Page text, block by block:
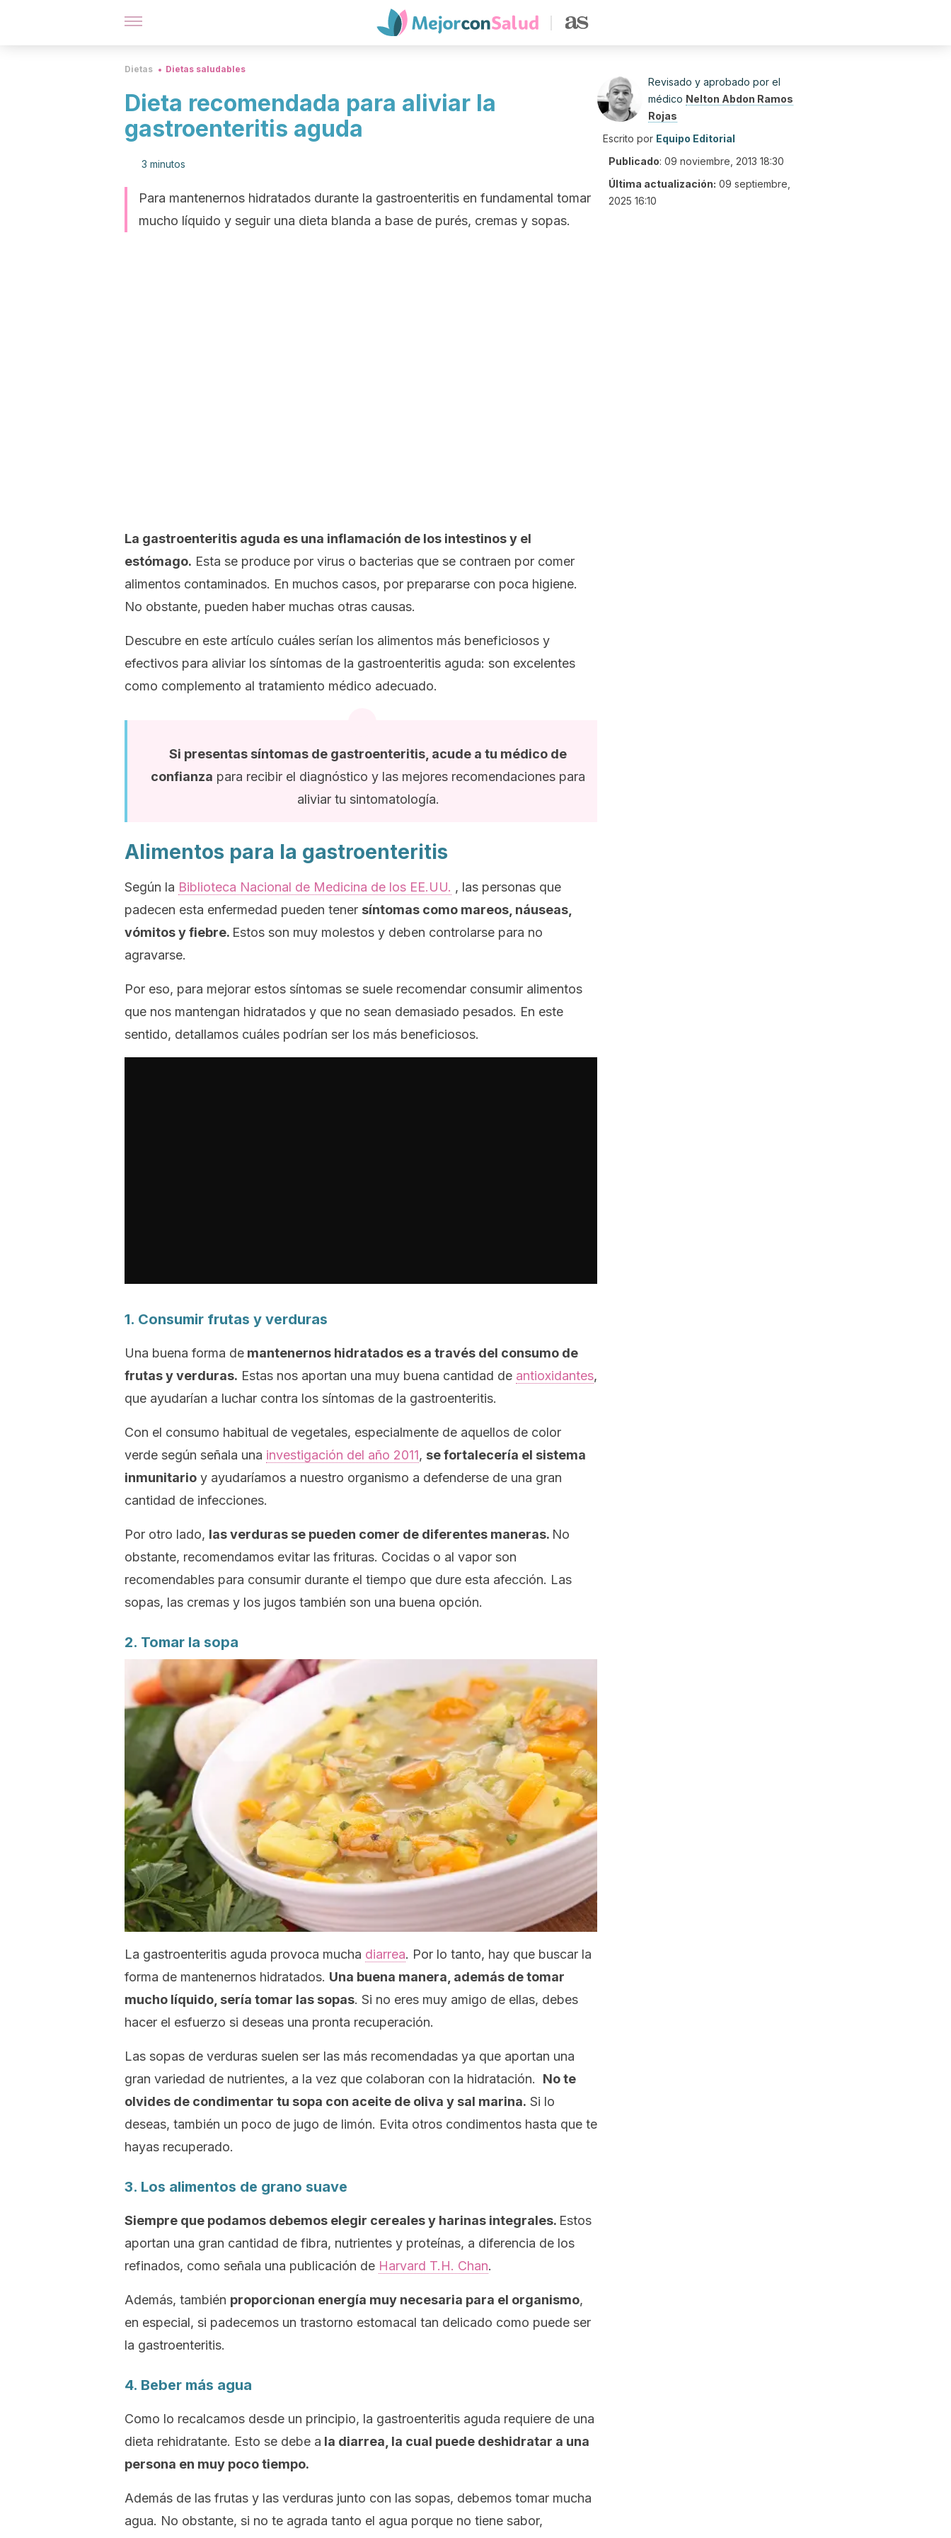
Dietas Dietas saludables
Dieta recomendada para aliviar la
gastroenteritis aguda
3 minutos
Para mantenernos hidratados durante la gastroenteritis en fundamental tomar
mucho líquido y seguir una dieta blanda a base de purés, cremas y sopas.
La gastroenteritis aguda es una inflamación de los intestinos y el
estómago. Esta se produce por virus o bacterias que se contraen por comer
alimentos contaminados. En muchos casos, por prepararse con poca higiene.
No obstante, pueden haber muchas otras causas.
Descubre en este artículo cuáles serían los alimentos más beneficiosos y
efectivos para aliviar los síntomas de la gastroenteritis aguda: son excelentes
como complemento al tratamiento médico adecuado.
Si presentas síntomas de gastroenteritis, acude a tu médico de
confianza para recibir el diagnóstico y las mejores recomendaciones para
aliviar tu sintomatología.
Alimentos para la gastroenteritis
Según la Biblioteca Nacional de Medicina de los EE.UU. , las personas que
padecen esta enfermedad pueden tener síntomas como mareos, náuseas,
vómitos y fiebre. Estos son muy molestos y deben controlarse para no
agravarse.
Por eso, para mejorar estos síntomas se suele recomendar consumir alimentos
que nos mantengan hidratados y que no sean demasiado pesados. En este
sentido, detallamos cuáles podrían ser los más beneficiosos.
1. Consumir frutas y verduras
Una buena forma de mantenernos hidratados es a través del consumo de
frutas y verduras. Estas nos aportan una muy buena cantidad de antioxidantes,
que ayudarían a luchar contra los síntomas de la gastroenteritis.
Con el consumo habitual de vegetales, especialmente de aquellos de color
verde según señala una investigación del año 2011, se fortalecería el sistema
inmunitario y ayudaríamos a nuestro organismo a defenderse de una gran
cantidad de infecciones.
Por otro lado, las verduras se pueden comer de diferentes maneras. No
obstante, recomendamos evitar las frituras. Cocidas o al vapor son
recomendables para consumir durante el tiempo que dure esta afección. Las
sopas, las cremas y los jugos también son una buena opción.
2. Tomar la sopa
La gastroenteritis aguda provoca mucha diarrea. Por lo tanto, hay que buscar la
forma de mantenernos hidratados. Una buena manera, además de tomar
mucho líquido, sería tomar las sopas. Si no eres muy amigo de ellas, debes
hacer el esfuerzo si deseas una pronta recuperación.
Las sopas de verduras suelen ser las más recomendadas ya que aportan una
gran variedad de nutrientes, a la vez que colaboran con la hidratación. No te
olvides de condimentar tu sopa con aceite de oliva y sal marina. Si lo
deseas, también un poco de jugo de limón. Evita otros condimentos hasta que te
hayas recuperado.
3. Los alimentos de grano suave
Siempre que podamos debemos elegir cereales y harinas integrales. Estos
aportan una gran cantidad de fibra, nutrientes y proteínas, a diferencia de los
refinados, como señala una publicación de Harvard T.H. Chan.
Además, también proporcionan energía muy necesaria para el organismo,
en especial, si padecemos un trastorno estomacal tan delicado como puede ser
la gastroenteritis.
4. Beber más agua
Como lo recalcamos desde un principio, la gastroenteritis aguda requiere de una
dieta rehidratante. Esto se debe a la diarrea, la cual puede deshidratar a una
persona en muy poco tiempo.
Además de las frutas y las verduras junto con las sopas, debemos tomar mucha
agua. No obstante, si no te agrada tanto el agua porque no tiene sabor,
Revisado y aprobado por el
médico Nelton Abdon Ramos
Rojas
Escrito por Equipo Editorial
Publicado: 09 noviembre, 2013 18:30
Última actualización: 09 septiembre,
2025 16:10